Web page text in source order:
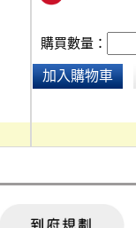
購買數量：
加入購物車